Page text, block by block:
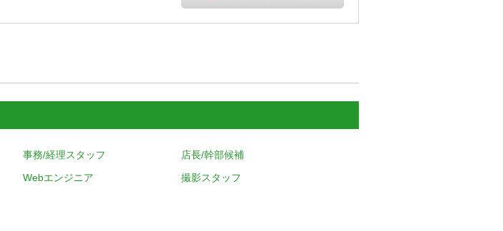
事務/経理スタッフ
店長/幹部候補
Webエンジニア
撮影スタッフ